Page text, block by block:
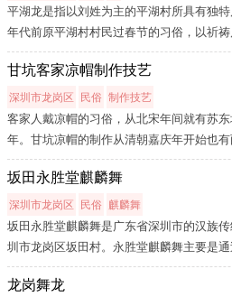
平湖龙是指以刘姓为主的平湖村所具有独
年代前原平湖村村民过春节的习俗，以祈
收，国泰民安，其有着自己一套独特的表
传是刘氏祖先从中原南迁，辗转落户平湖，
之...
甘坑客家凉帽制作技艺
深圳市龙岗区 民俗 制作技艺
客家人戴凉帽的习俗，从北宋年间就有苏
年。甘坑凉帽的制作从清朝嘉庆年开始也
祖张锦超学到从福建长汀府张太婆承传过
织凉帽为生。甘坑，位于深圳市龙岗区布吉
坂田永胜堂麒麟舞
深圳市龙岗区 民俗 麒麟舞
坂田永胜堂麒麟舞是广东省深圳市的汉族
圳市龙岗区坂田村。永胜堂麒麟舞主要是
物摇头、摆尾、嬉戏、玩耍的动作和情景
及伏、卧、弯、腾、跃、跳等动作来表演，
龙岗舞龙